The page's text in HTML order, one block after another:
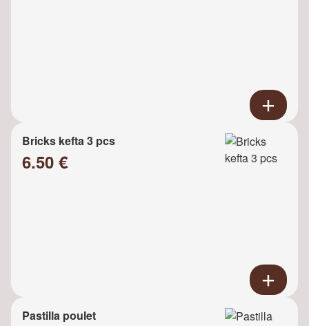
Bricks kefta 3 pcs
6.50 €
Pastilla poulet